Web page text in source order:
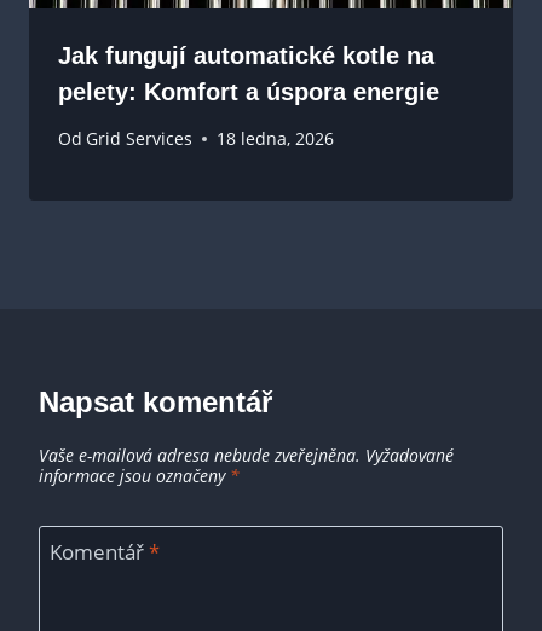
Jak fungují automatické kotle na
pelety: Komfort a úspora energie
Od Grid Services 18 ledna, 2026
Napsat komentář
Vaše e-mailová adresa nebude zveřejněna. Vyžadované
informace jsou označeny *
Komentář*